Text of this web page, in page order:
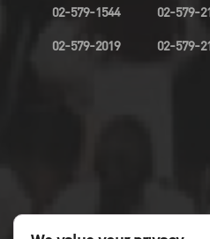
02-579-1544
02-579-2019
02-579-
02-579-